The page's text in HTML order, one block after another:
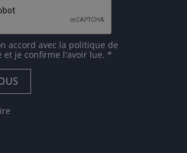
accord avec la politique de
et je confirme l'avoir lue. *